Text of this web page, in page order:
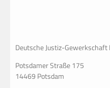
Deutsche Justiz-
Potsdamer Straße 175
14469 Potsdam